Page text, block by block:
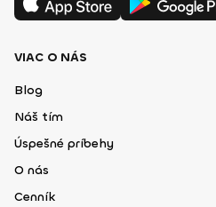
VIAC O NÁS
Blog
Náš tím
Úspešné príbehy
O nás
Cenník